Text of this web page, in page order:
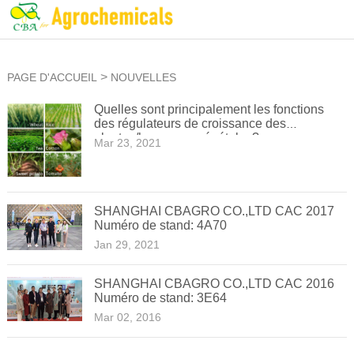
PAGE D'ACCUEIL > NOUVELLES
Quelles sont principalement les fonctions
des régulateurs de croissance des
plantes/hormones végétales?
Mar 23, 2021
SHANGHAI CBAGRO CO.,LTD CAC 2017
Numéro de stand: 4A70
Jan 29, 2021
SHANGHAI CBAGRO CO.,LTD CAC 2016
Numéro de stand: 3E64
Mar 02, 2016